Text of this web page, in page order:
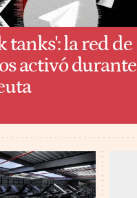
tanks': la red de
activó durante